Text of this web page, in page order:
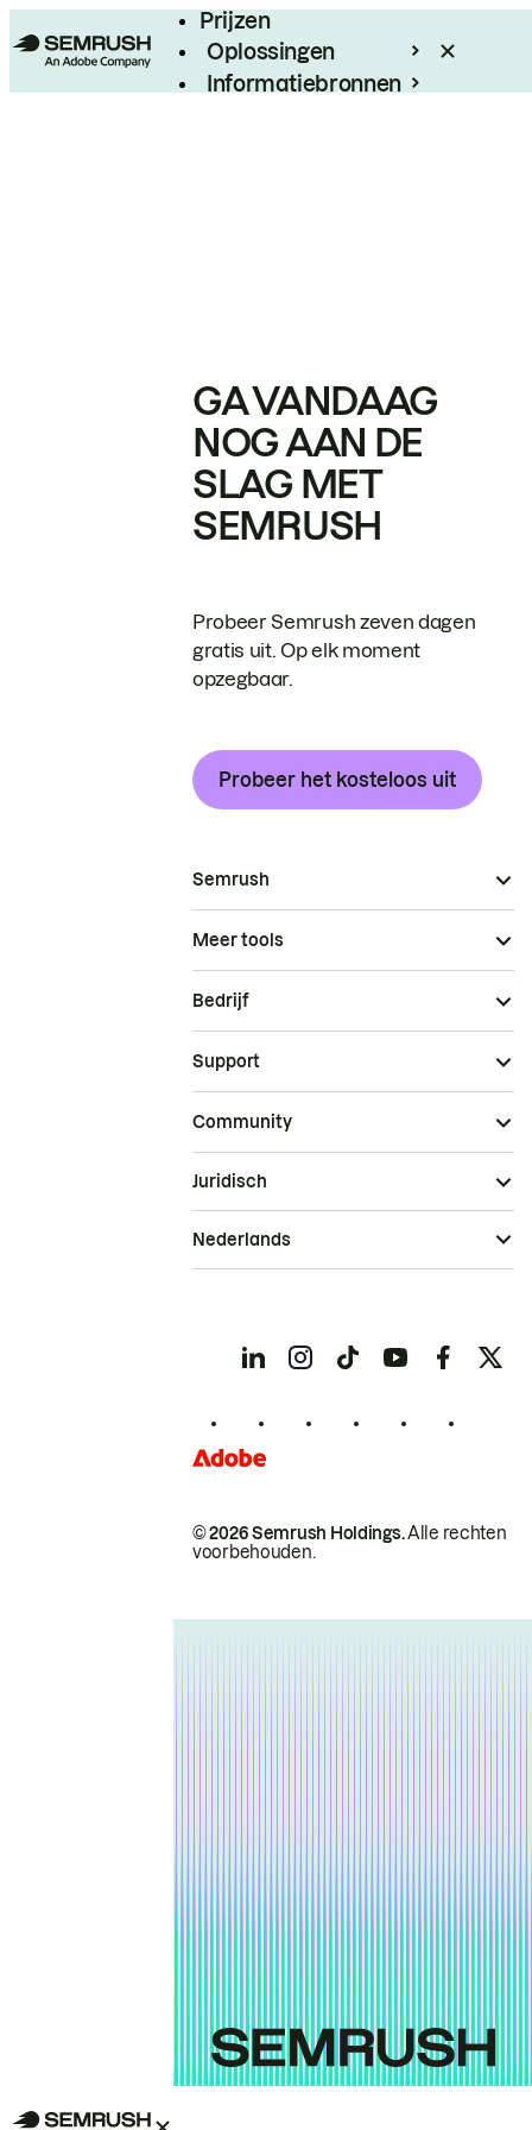
Prijzen
Oplossingen
Informatiebronnen
GA VANDAAG
NOG AAN DE
SLAG MET
SEMRUSH
Probeer Semrush zeven dagen
gratis uit. Op elk moment
opzegbaar.
Probeer het kosteloos uit
Semrush
Meer tools
Bedrijf
Support
Community
© 2026 Semrush Holdings.Alle rechten
voorbehouden.
Juridisch
Nederlands